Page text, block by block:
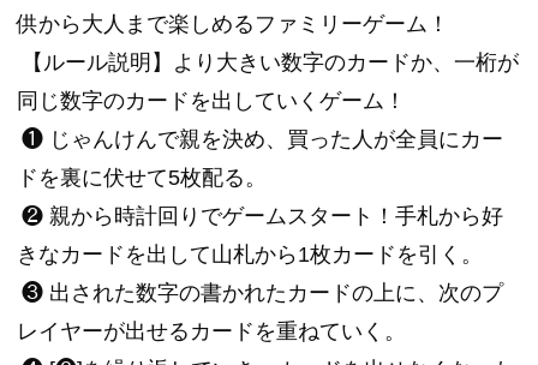
供から大人まで楽しめるファミリーゲーム！
【ルール説明】より大きい数字のカードか、一桁が
同じ数字のカードを出していくゲーム！
❶ じゃんけんで親を決め、買った人が全員にカー
ドを裏に伏せて5枚配る。
❷ 親から時計回りでゲームスタート！手札から好
きなカードを出して山札から1枚カードを引く。
❸ 出された数字の書かれたカードの上に、次のプ
レイヤーが出せるカードを重ねていく。